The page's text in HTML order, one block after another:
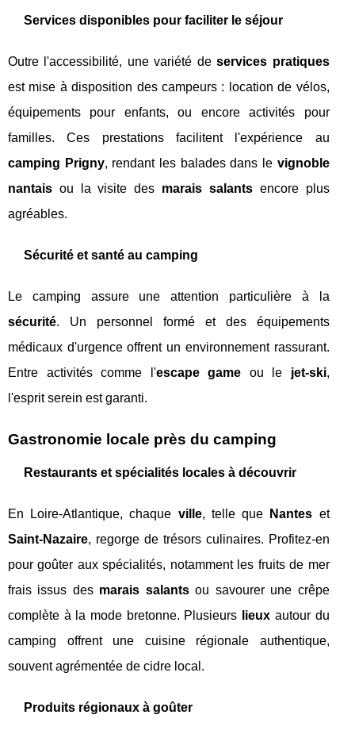
Services disponibles pour faciliter le séjour
Outre l'accessibilité, une variété deservices pratiques
est mise à disposition des campeurs : location de vélos,
équipements pour enfants, ou encore activités pour
familles. Ces prestations facilitent l'expérience au
camping Prigny, rendant les balades dans le vignoble
nantais ou la visite des marais salantsencore plus
agréables.
Sécurité et santé au camping
Le camping assure une attention particulière à la
sécurité. Un personnel formé et des équipements
médicaux d'urgence offrent un environnement rassurant.
Entre activités comme l'escape game ou le jet-ski,
l'esprit serein est garanti.
Gastronomie locale près du camping
Restaurants et spécialités locales à découvrir
En Loire-Atlantique, chaque ville, telle que Nantes et
Saint-Nazaire, regorge de trésors culinaires. Profitez-en
pour goûter aux spécialités, notamment les fruits de mer
frais issus des marais salantsou savourer une crêpe
complète à la mode bretonne. Plusieurs
lieux autour du
camping offrent une cuisine régionale authentique,
souvent agrémentée de cidre local.
Produits régionaux à goûter